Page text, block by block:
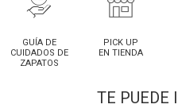
GUÍA DE
CUIDADOS DE
ZAPATOS
PICK UP
EN TIENDA
TE PUEDE